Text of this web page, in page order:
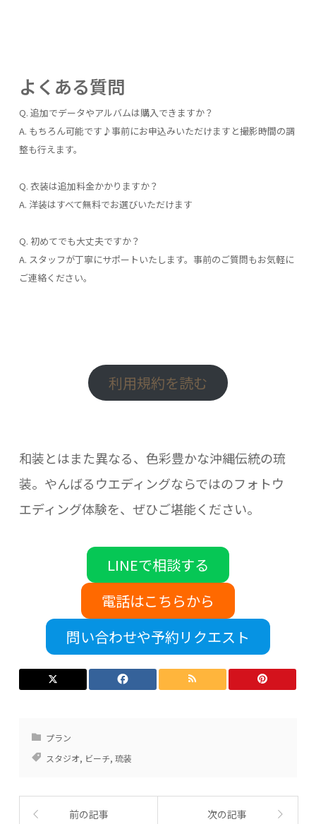
よくある質問
Q. 追加でデータやアルバムは購入できますか？
A. もちろん可能です♪事前にお申込みいただけますと撮影時間の調
整も行えます。
Q. 衣装は追加料金かかりますか？
A. 洋装はすべて無料でお選びいただけます
Q. 初めてでも大丈夫ですか？
A. スタッフが丁寧にサポートいたします。事前のご質問もお気軽に
ご連絡ください。
利用規約を読む
和装とはまた異なる、色彩豊かな沖縄伝統の琉
装。やんばるウエディングならではのフォトウ
エディング体験を、ぜひご堪能ください。
LINEで相談する
電話はこちらから
問い合わせや予約リクエスト
プラン
スタジオ, ビーチ,琉装
前の記事 次の記事